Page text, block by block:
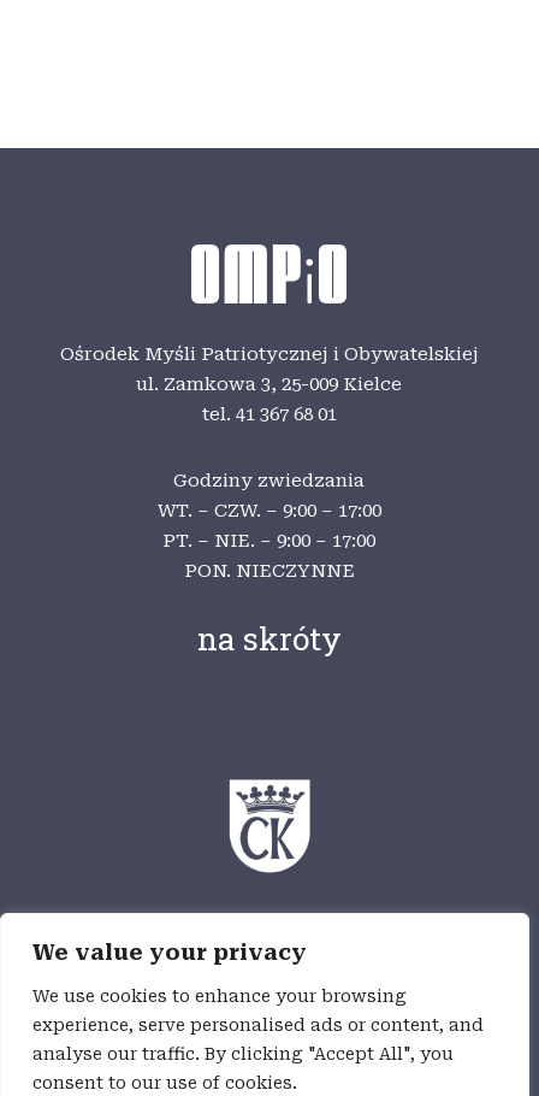
We value your privacy
We use cookies to enhance your browsing
experience, serve personalised ads or content, and
analyse our traffic. By clicking "Accept All", you
consent to our use of cookies.
Ośrodek Myśli Patriotycznej i Obywatelskiej
ul. Zamkowa 3,25-009 Kielce
tel. 41 367 68 01
Godziny zwiedzania
WT. – CZW. – 9:00 – 17:00
PT. – NIE. – 9:00 – 17:00
PON. NIECZYNNE
na skróty
jest częścią Wzgórza Zamkowego,
jednostki budżetowej Miasta Kielce
Deklaracja dostępności